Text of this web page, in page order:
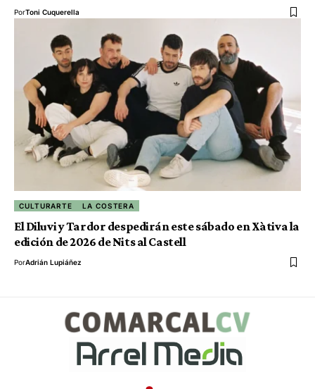
PorToni Cuquerella
CULTURARTE LA COSTERA
El Diluvi y Tardor despedirán este sábado en Xàtiva la
edición de 2026 de Nits al Castell
PorAdrián Lupiáñez